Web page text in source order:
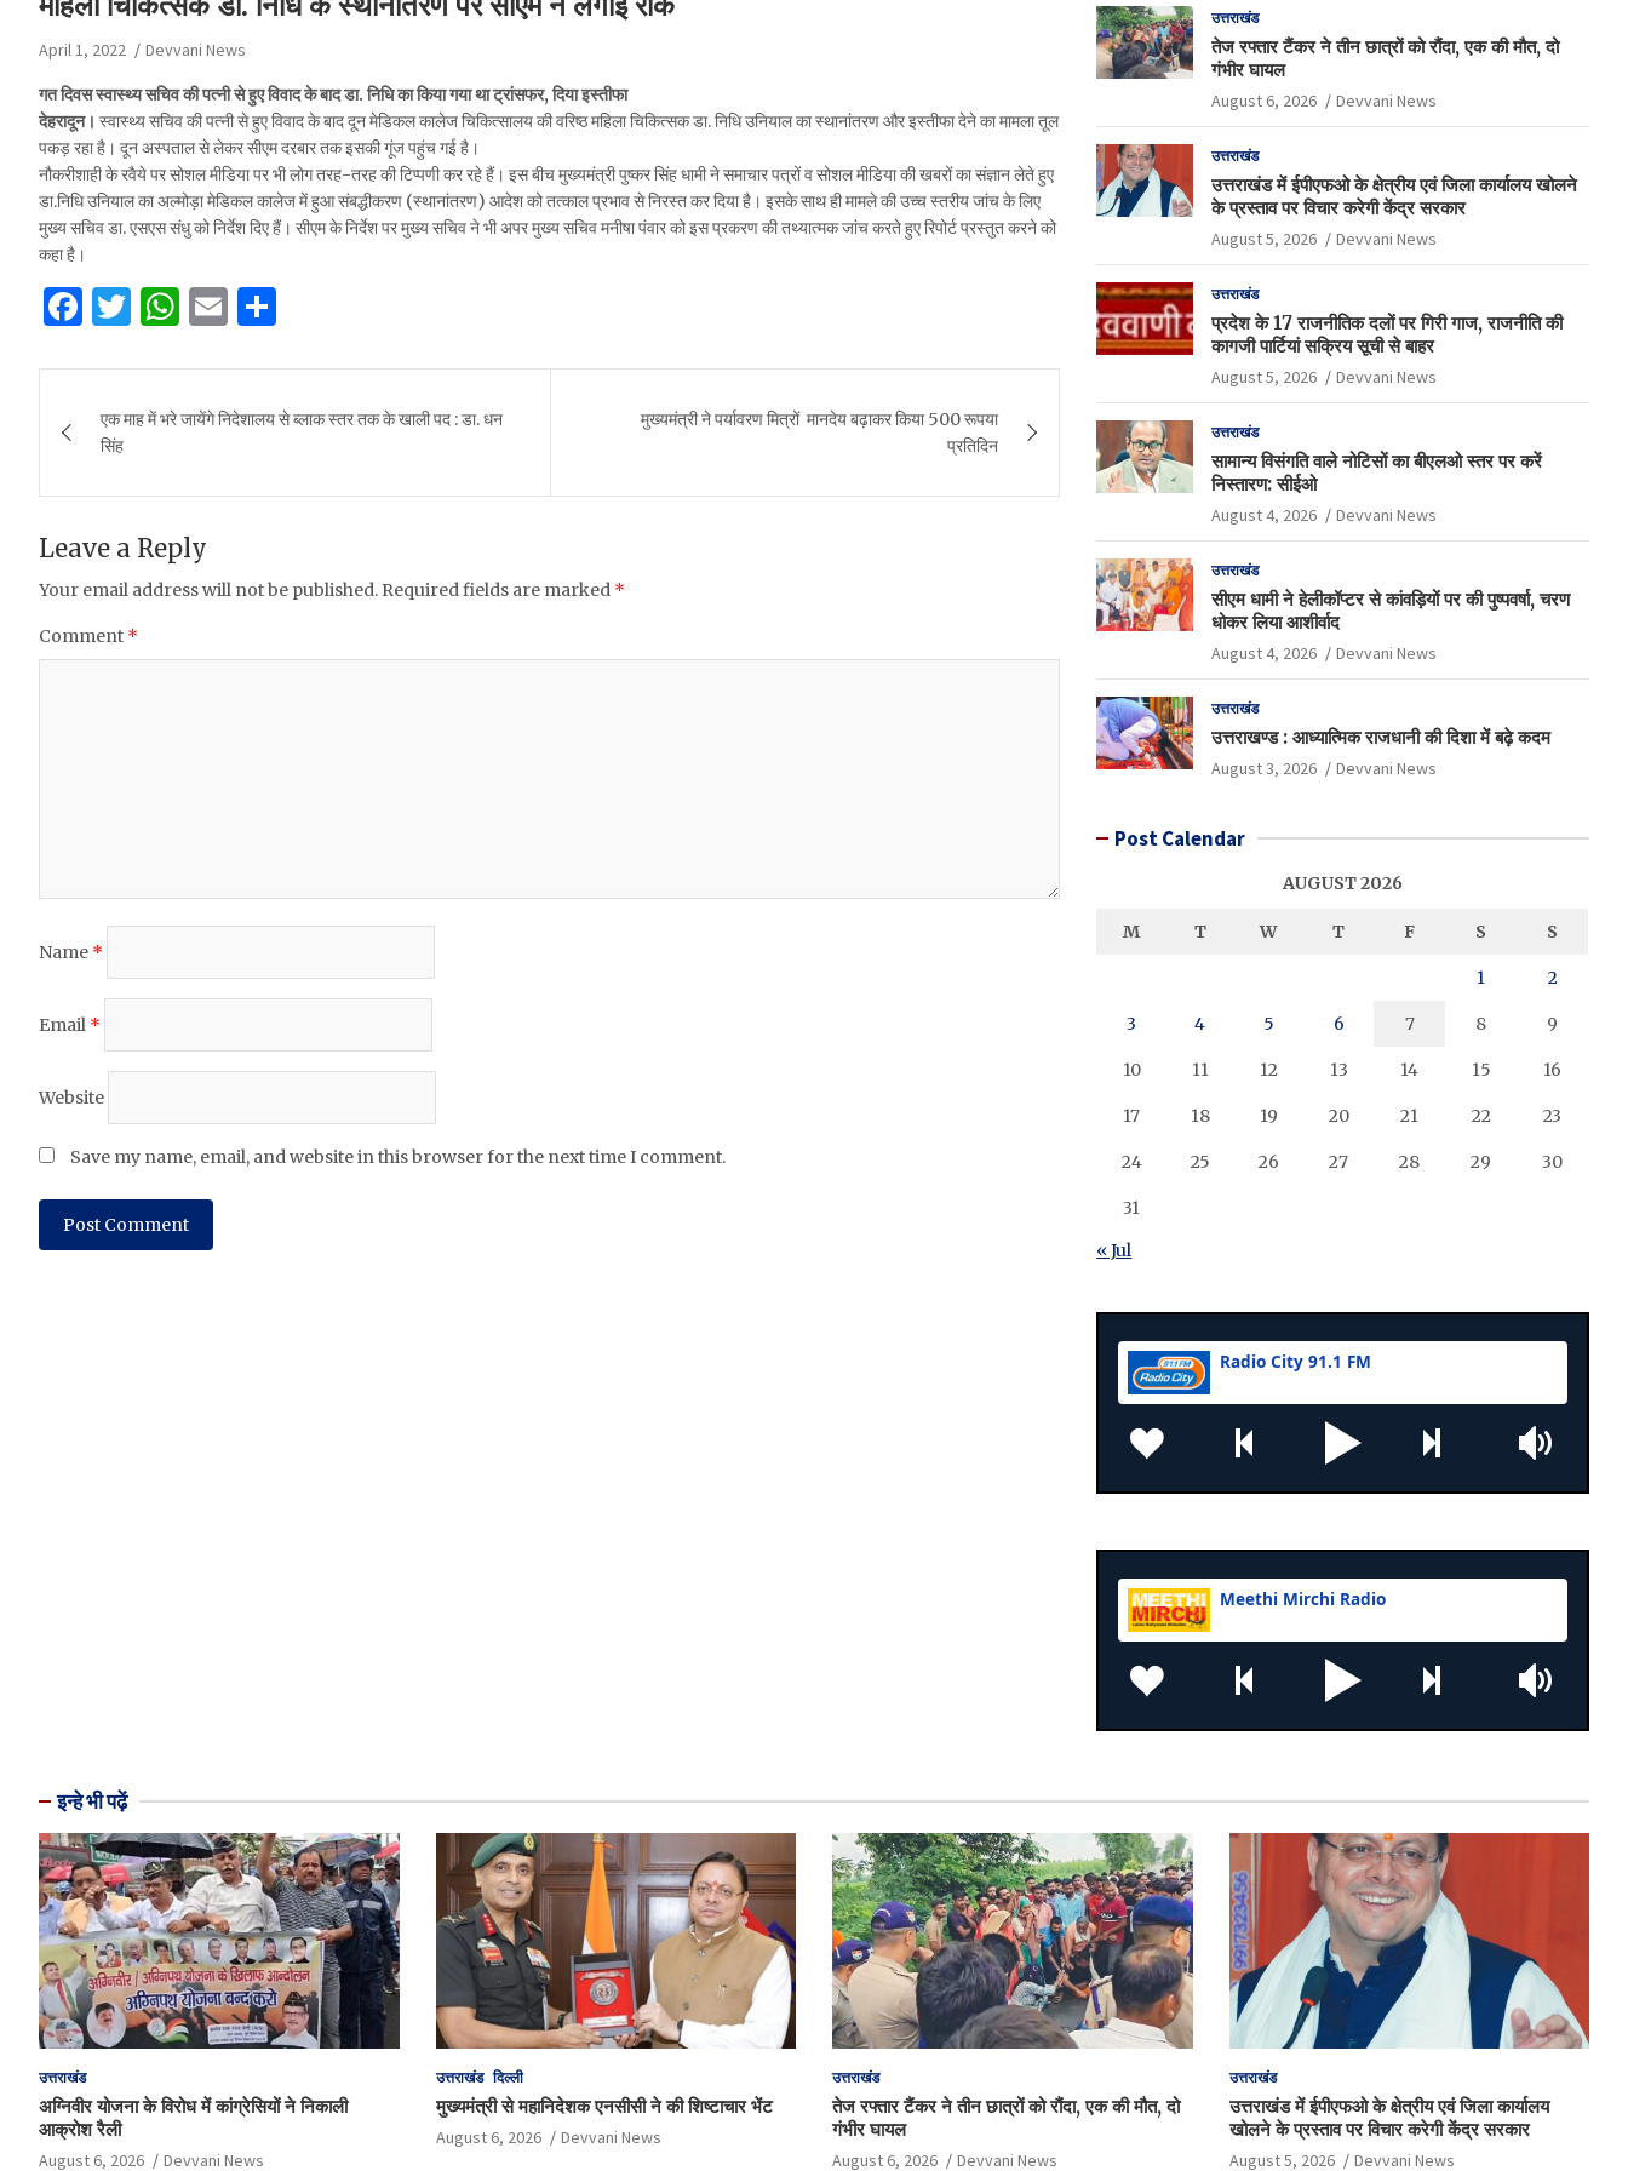
April 1, 2022 Devvani News
गत दिवस स्वास्थ्य सचिव की पत्नी से हुए विवाद के बाद डा. निधि का किया गया था ट्रांसफर, दिया इस्तीफा
देहरादून। स्वास्थ्य सचिव की पत्नी से हुए विवाद के बाद दून मेडिकल कालेज चिकित्सालय की वरिष्ठ महिला चिकित्सक डा. निधि उनियाल का स्थानांतरण और इस्तीफा देने का मामला तूल
पकड़ रहा है। दून अस्पताल से लेकर सीएम दरबार तक इसकी गूंज पहुंच गई है।
नौकरीशाही के रवैये पर सोशल मीडिया पर भी लोग तरह-तरह की टिप्पणी कर रहे हैं। इस बीच मुख्यमंत्री पुष्कर सिंह धामी ने समाचार पत्रों व सोशल मीडिया की खबरों का संज्ञान लेते हुए
डा.निधि उनियाल का अल्मोड़ा मेडिकल कालेज में हुआ संबद्धीकरण (स्थानांतरण) आदेश को तत्काल प्रभाव से निरस्त कर दिया है। इसके साथ ही मामले की उच्च स्तरीय जांच के लिए
मुख्य सचिव डा. एसएस संधु को निर्देश दिए हैं। सीएम के निर्देश पर मुख्य सचिव ने भी अपर मुख्य सचिव मनीषा पंवार को इस प्रकरण की तथ्यात्मक जांच करते हुए रिपोर्ट प्रस्तुत करने को
कहा है।
F
c
e
b
o
o
k
T
it
te
W
at
s
p
p
E
ai
l
ar
e
navigation
एक माह में भरे जायेंगे निदेशालय से ब्लाक स्तर तक के खाली पद : डा. धन
सिंह
मुख्यमंत्री ने पर्यावरण मित्रों मानदेय बढ़ाकर किया 500 रूपया
प्रतिदिन
Leave a Reply
Your email address will not be published. Required fields are marked *
Comment *
Name *
Email *
Website
Save my name, email, and website in this browser for the next time I comment.
उत्तराखंड
तेज रफ्तार टैंकर ने तीन छात्रों को रौंदा, एक की मौत, दो
गंभीर घायल
August 6, 2026 Devvani News
उत्तराखंड
उत्तराखंड में ईपीएफओ के क्षेत्रीय एवं जिला कार्यालय खोलने
के प्रस्ताव पर विचार करेगी केंद्र सरकार
August 5, 2026 Devvani News
उत्तराखंड
प्रदेश के 17 राजनीतिक दलों पर गिरी गाज, राजनीति की
कागजी पार्टियां सक्रिय सूची से बाहर
August 5, 2026 Devvani News
उत्तराखंड
सामान्य विसंगति वाले नोटिसों का बीएलओ स्तर पर करें
निस्तारण: सीईओ
August 4, 2026 Devvani News
उत्तराखंड
सीएम धामी ने हेलीकॉप्टर से कांवड़ियों पर की पुष्पवर्षा, चरण
धोकर लिया आशीर्वाद
August 4, 2026 Devvani News
उत्तराखंड
उत्तराखण्ड : आध्यात्मिक राजधानी की दिशा में बढ़े कदम
August 3, 2026 Devvani News
Post Calendar
AUGUST 2026
M T W T F S S
1 2
3 4 5 6 7 8 9
10 11 12 13 14 15 16
17 18 19 20 21 22 23
24 25 26 27 28 29 30
31
« Jul
इन्हे भी पढ़ें
उत्तराखंड
अग्निवीर योजना के विरोध में कांग्रेसियों ने निकाली
आक्रोश रैली
August 6, 2026 Devvani News
उत्तराखंड दिल्ली
मुख्यमंत्री से महानिदेशक एनसीसी ने की शिष्टाचार भेंट
August 6, 2026 Devvani News
उत्तराखंड
तेज रफ्तार टैंकर ने तीन छात्रों को रौंदा, एक की मौत, दो
गंभीर घायल
August 6, 2026 Devvani News
उत्तराखंड
उत्तराखंड में ईपीएफओ के क्षेत्रीय एवं जिला कार्यालय
खोलने के प्रस्ताव पर विचार करेगी केंद्र सरकार
August 5, 2026 Devvani News